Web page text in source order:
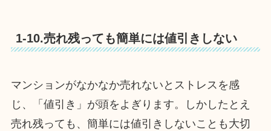
1-10.売れ残っても簡単には値引きしない
マンションがなかなか売れないとストレスを感
じ、「値引き」が頭をよぎります。しかしたとえ
売れ残っても、簡単には値引きしないことも大切